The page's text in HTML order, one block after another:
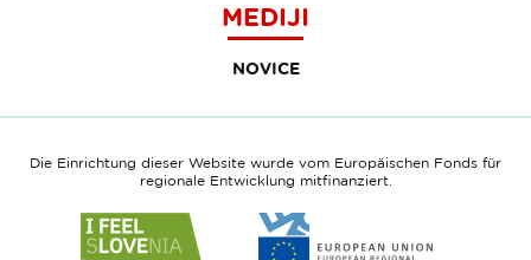
MEDIJI
NOVICE
Die Einrichtung dieser Website wurde vom Europäischen Fonds für
regionale Entwicklung mitfinanziert.
to
to